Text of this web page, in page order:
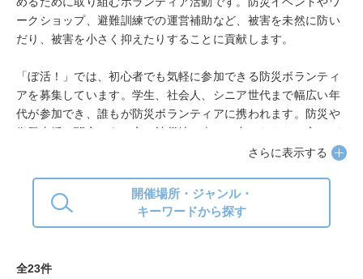
ークショップ、避難訓練での運営補助など、被害を未然に防い
だり、被害を小さく抑えたりすることに貢献します。
「ぼ活！」では、初心者でも気軽に参加できる防災ボランティ
アを募集しています。学生、社会人、シニア世代まで幅広い年
代が参加でき、誰もが防災ボランティアに携われます。防災や
復興支援に関心のある方、被災地の人々の力になりたい方はぜ
さらに表示する
開催場所・ジャンル・
キーワードから探す
全23件